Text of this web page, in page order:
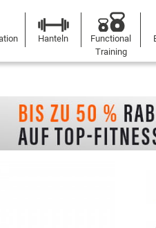
Hanteln
Functional
Training